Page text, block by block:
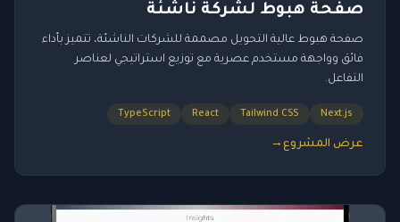
صفحة هبوط لشركة ناشئة
صفحة هبوط عالية التحويل مصممة للشركات الناشئة، تتميز بأداء
فائق وواجهة مستخدم عصرية مع توزيع استراتيجي لعناصر
التفاعل.
Next.js
Tailwind CSS
React
TypeScript
عرض المشروع →